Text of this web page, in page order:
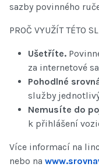
sazby povinného
PROČ VYUŽÍT TÉTO
Ušetříte.
za internetové
Pohodlné
služby
Nemusíte do
k přihlášení
Více informací na
nebo na